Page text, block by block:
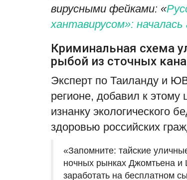
вирусными фейками: «
хантавирусом»:
Криминальная схема
рыбой из сточных
Эксперт по Таиланду и
регионе, добавил к
изнанку экологического
здоровью российских
«Запомните: тайские
ночных рынках Джомтьена и
заработать на бесплатном